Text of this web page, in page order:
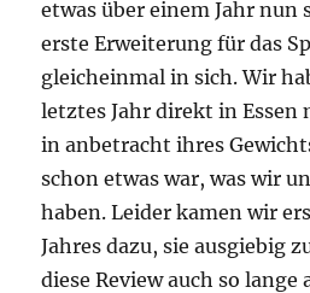
etwas über einem Jahr nun
erste Erweiterung für das
gleicheinmal in sich. Wir
letztes Jahr direkt in Essen
in anbetracht ihres
schon etwas war, was wir
haben. Leider kamen wir
Jahres dazu, sie ausgiebig
diese Review auch so